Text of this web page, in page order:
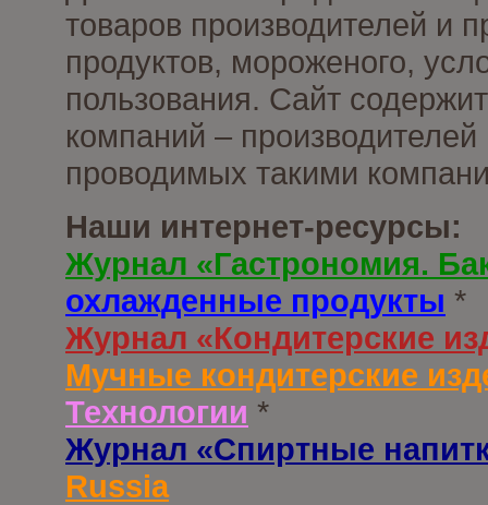
товаров производителей и
продуктов, мороженого,
пользования. Сайт
компаний –
проводимых такими
Наши интернет-ресурсы:
Журнал «Гастрономия.
охлажденные продукты *
Журнал «Кондитерские
Мучные кондитерские
Технологии *
Журнал «Спиртные
Russia